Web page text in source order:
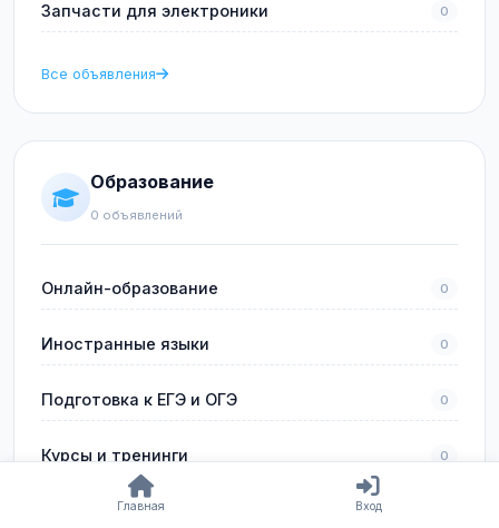
Главная Вход
Запчасти для электроники 0
Все объявления
Образование
0 объявлений
Онлайн-образование 0
Иностранные языки 0
Подготовка к ЕГЭ и ОГЭ 0
Курсы и тренинги 0
Профессиональное обучение